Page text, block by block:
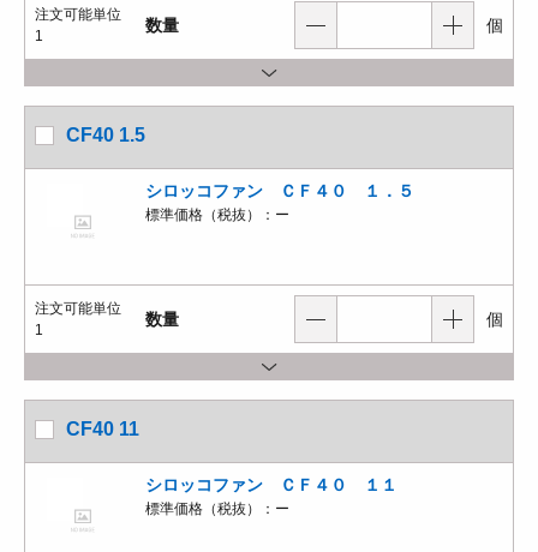
注文可能単位
1
数量 個
CF40 1.5
シロッコファン ＣＦ４０ １．５
標準価格（税抜）： ー
注文可能単位
1
数量 個
CF40 11
シロッコファン ＣＦ４０ １１
標準価格（税抜）： ー